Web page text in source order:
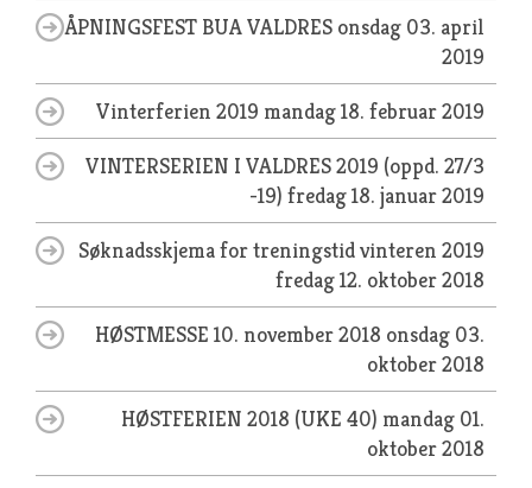
ÅPNINGSFEST BUA VALDRES onsdag 03. april
2019
Vinterferien 2019 mandag 18. februar 2019
VINTERSERIEN I VALDRES 2019 (oppd. 27/3
-19) fredag 18. januar 2019
Søknadsskjema for treningstid vinteren 2019
fredag 12. oktober 2018
HØSTMESSE 10. november 2018 onsdag 03.
oktober 2018
HØSTFERIEN 2018 (UKE 40) mandag 01.
oktober 2018